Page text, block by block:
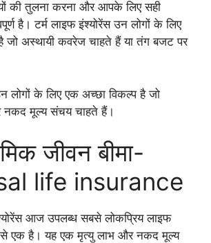
की तुलना करना और आपके लिए सही
है। टर्म लाइफ इंश्योरेंस उन लोगों के लिए
जो अस्थायी कवरेज चाहते हैं या तंग बजट पर
लोगों के लिए एक अच्छा विकल्प है जो
नकद मूल्य संचय चाहते हैं।
जीवन बीमा-
life insurance
आज उपलब्ध सबसे लोकप्रिय लाइफ
से एक है। यह एक मृत्यु लाभ और नकद मूल्य